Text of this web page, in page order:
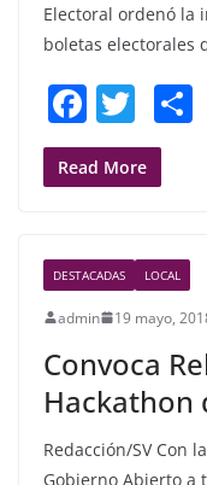
Electoral ordenó la
boletas electorales
F
a
c
b
o
o
k
T
w
itt
Read More
DESTACADAS LOCAL
admin 19 mayo,
Convoca
Hackathon
Redacción/SV Con
Gobierno Abierto a